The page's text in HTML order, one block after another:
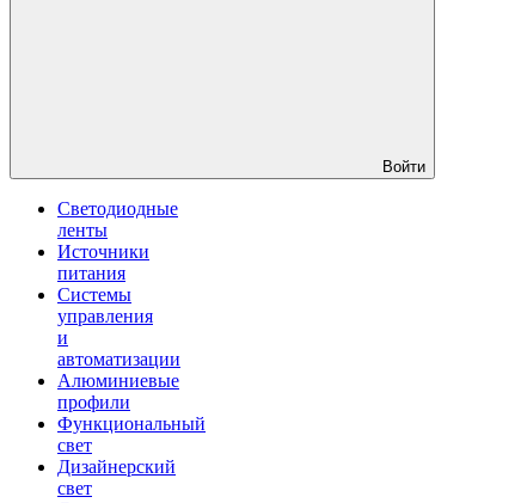
Войти
Светодиодные
ленты
Источники
питания
Системы
управления
и
автоматизации
Алюминиевые
профили
Функциональный
свет
Дизайнерский
свет